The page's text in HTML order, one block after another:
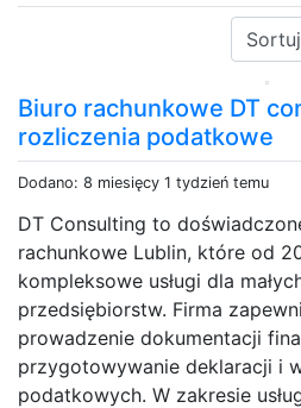
Sortuj:
Biuro rachunkowe DT
rozliczenia podatkowe
Dodano: 8 miesięcy 1 tydzień temu
DT Consulting to
rachunkowe Lublin, które od
kompleksowe usługi dla
przedsiębiorstw. Firma
prowadzenie dokumentacji
przygotowywanie deklaracji i
podatkowych. W zakresie